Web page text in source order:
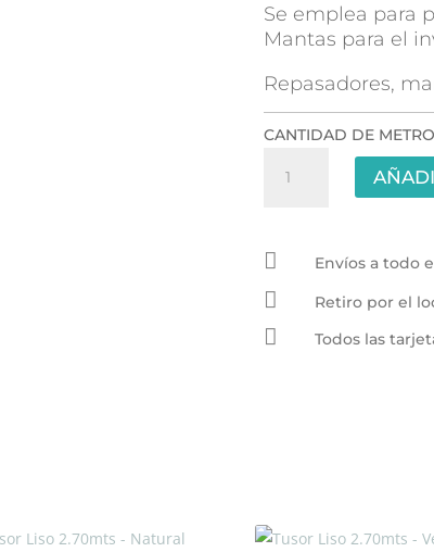
Se emplea para
Mantas para el
Repasadores,
CANTIDAD DE
-
cantidad
 Envíos a todo
 Retiro por el
 Todos las